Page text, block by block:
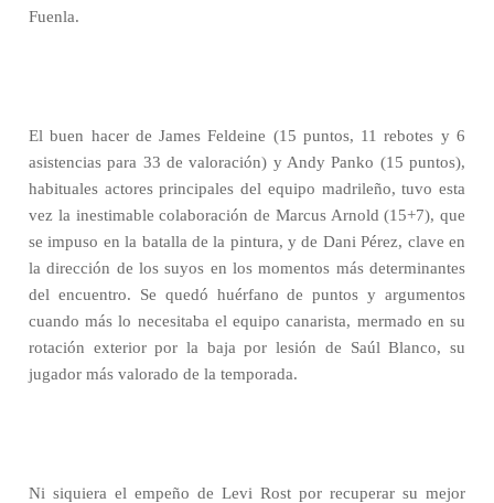
Fuenla.
El buen hacer de James Feldeine (15 puntos, 11 rebotes y 6
asistencias para 33 de valoración) y Andy Panko (15 puntos),
habituales actores principales del equipo madrileño, tuvo esta
vez la inestimable colaboración de Marcus Arnold (15+7), que
se impuso en la batalla de la pintura, y de Dani Pérez, clave en
la dirección de los suyos en los momentos más determinantes
del encuentro. Se quedó huérfano de puntos y argumentos
cuando más lo necesitaba el equipo canarista, mermado en su
rotación exterior por la baja por lesión de Saúl Blanco, su
jugador más valorado de la temporada.
Ni siquiera el empeño de Levi Rost por recuperar su mejor